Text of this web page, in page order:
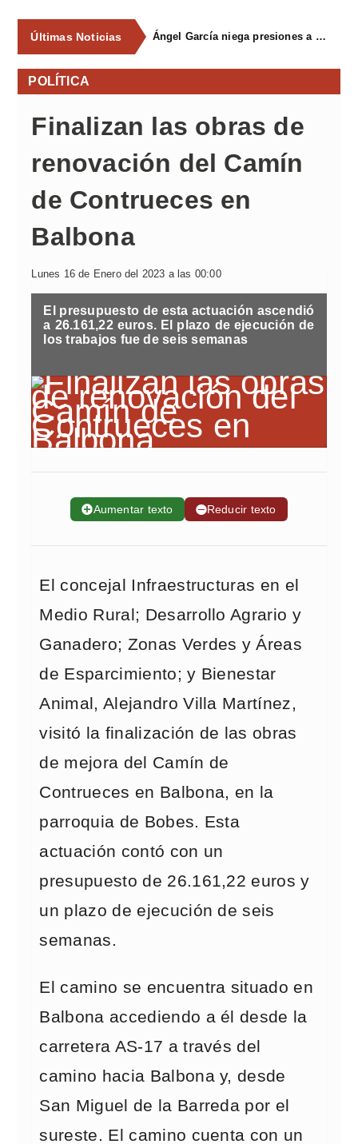
Últimas Noticias Ángel García niega presiones a comercios y asegura que el Ayuntamiento cumple "de manera muy rigurosa" la Ley de Contratos
POLÍTICA
Finalizan las obras de
renovación del Camín
de Contrueces en
Balbona
Lunes 16 de Enero del 2023 a las 00:00
El presupuesto de esta actuación ascendió
a 26.161,22 euros. El plazo de ejecución de
los trabajos fue de seis semanas
➕Aumentar texto ➖Reducir texto
El concejal Infraestructuras en el
Medio Rural; Desarrollo Agrario y
Ganadero; Zonas Verdes y Áreas
de Esparcimiento; y Bienestar
Animal, Alejandro Villa Martínez,
visitó la finalización de las obras
de mejora del Camín de
Contrueces en Balbona, en la
parroquia de Bobes. Esta
actuación contó con un
presupuesto de 26.161,22 euros y
un plazo de ejecución de seis
semanas.
El camino se encuentra situado en
Balbona accediendo a él desde la
carretera AS-17 a través del
camino hacia Balbona y, desde
San Miguel de la Barreda por el
sureste. El camino cuenta con un